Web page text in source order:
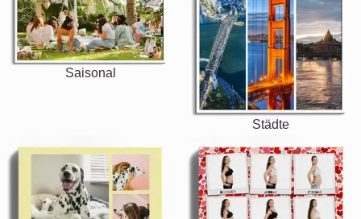
Saisonal
Städte